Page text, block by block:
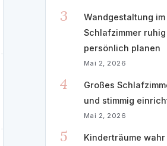
3
Wandgestaltung im
Schlafzimmer
persönlich planen
Mai 2, 2026
4
Großes
und stimmig
Mai 2, 2026
5
Kinderträume